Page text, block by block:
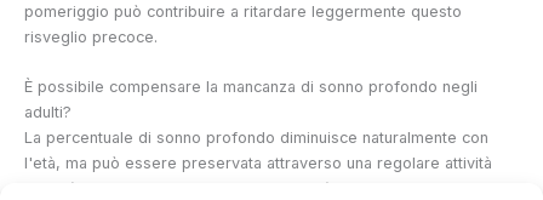
pomeriggio può contribuire a ritardare leggermente questo
risveglio precoce.
È possibile compensare la mancanza di sonno profondo negli
adulti?
La percentuale di sonno profondo diminuisce naturalmente con
l'età, ma può essere preservata attraverso una regolare attività
fisica (che aumenta il sonno a onde lente), limitando il consumo di